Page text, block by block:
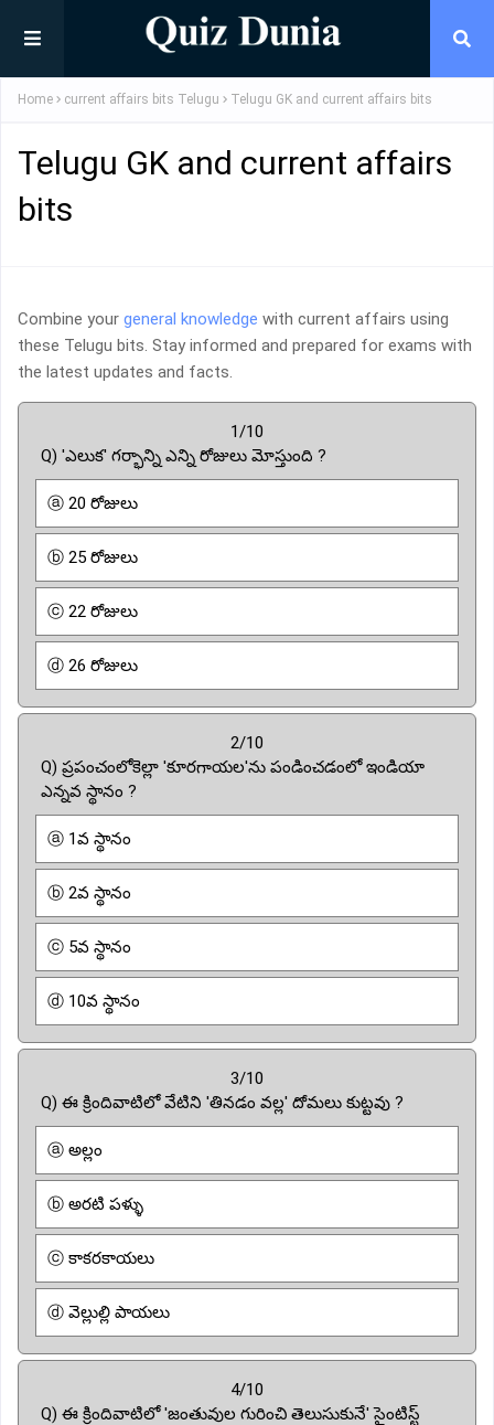
Home current affairs bits Telugu Telugu GK and current affairs bits
Telugu GK and current affairs
bits
Combine your general knowledge with current affairs using
these Telugu bits. Stay informed and prepared for exams with
the latest updates and facts.
1/10
Q) 'ఎలుక' గర్భాన్ని ఎన్ని రోజులు మోస్తుంది ?
ⓐ 20 రోజులు
ⓑ 25 రోజులు
ⓒ 22 రోజులు
ⓓ 26 రోజులు
2/10
Q) ప్రపంచంలోకెల్లా 'కూరగాయల'ను పండించడంలో ఇండియా
ఎన్నవ స్థానం ?
ⓐ 1వ స్థానం
ⓑ 2వ స్థానం
ⓒ 5వ స్థానం
ⓓ 10వ స్థానం
3/10
Q) ఈ క్రిందివాటిలో వేటిని 'తినడం వల్ల' దోమలు కుట్టవు ?
ⓐ అల్లం
ⓑ అరటి పళ్ళు
ⓒ కాకరకాయలు
ⓓ వెల్లుల్లి పాయలు
4/10
Q) ఈ క్రిందివాటిలో 'జంతువుల గురించి తెలుసుకునే' సైంటిస్ట్